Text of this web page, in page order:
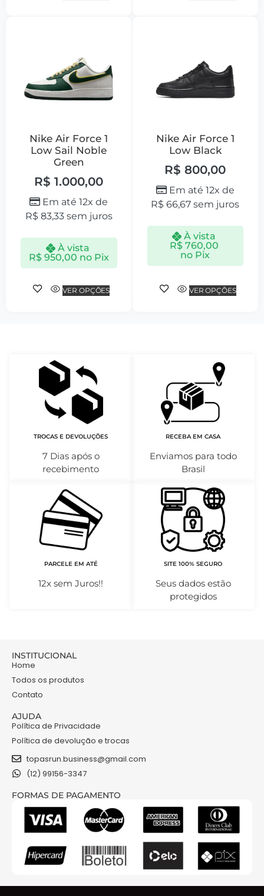
Nike Air Force 1
Low Sail Noble
Green
R$ 1.000,00
Em até 12x de
R$ 83,33sem juros
À vista
R$950,00 no Pix
VER OPÇÕES
Nike Air Force 1
Low Black
R$ 800,00
Em até 12x de
R$ 66,67 sem juros
À vista
R$760,00
no Pix
VER OPÇÕES
TROCAS E DEVOLUÇÕES
7 Dias após o
recebimento
RECEBA EM CASA
Enviamos para todo
Brasil
PARCELE EM ATÉ
12x sem Juros!!
SITE 100% SEGURO
Seus dados estão
protegidos
INSTITUCIONAL
Home
Todos os produtos
Contato
AJUDA
Política de Privacidade
Política de devolução e trocas
topasrun.business@gmail.com
(12) 99156-3347
FORMAS DE PAGAMENTO